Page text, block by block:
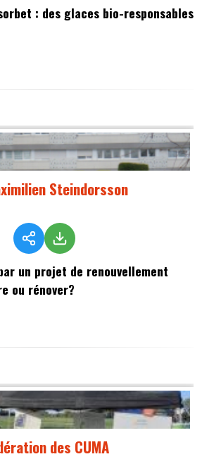
: des glaces bio-responsables
Steindorsson
un projet de renouvellement
ou rénover?
des CUMA